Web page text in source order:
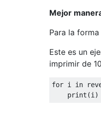
Mejor
Para la
Este es un
imprimir de
for i in
print (i )